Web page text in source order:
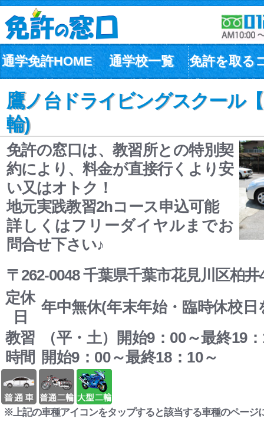
通学免許HOME 通学校一覧 免許を取る
鷹ノ台ドライビングスクール
輪)
免許の窓口は、教習所との特別契
約により、料金が直接行くより安
い又はオトク！
地元実践教習2hコース申込可能
詳しくはフリーダイヤルまでお
問合せ下さい♪
〒262-0048 千葉県千葉市花見川区柏井
定休
日
年中無休(年末年始・臨時休校日
教習
時間
（平・土）開始9：00～最終19
開始9：00～最終18：10～
※上記の車種アイコンをタップすると該当する車種のページ